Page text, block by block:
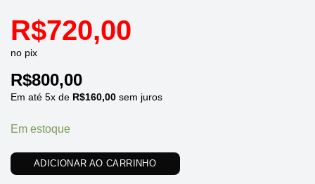
R$720,00
no pix
R$800,00
Em até 5x de R$160,00 sem juros
Em estoque
ADICIONAR AO CARRINHO